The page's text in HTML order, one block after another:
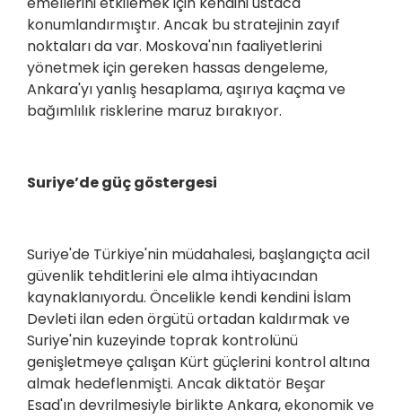
konumlandırmıştır. Ancak bu stratejinin zayıf
noktaları da var. Moskova'nın faaliyetlerini
yönetmek için gereken hassas dengeleme,
Ankara'yı yanlış hesaplama, aşırıya kaçma ve
bağımlılık risklerine maruz bırakıyor.
Suriye’de güç göstergesi
Suriye'de Türkiye'nin müdahalesi, başlangıçta acil
güvenlik tehditlerini ele alma ihtiyacından
kaynaklanıyordu. Öncelikle kendi kendini İslam
Devleti ilan eden örgütü ortadan kaldırmak ve
Suriye'nin kuzeyinde toprak kontrolünü
genişletmeye çalışan Kürt güçlerini kontrol altına
almak hedeflenmişti. Ancak diktatör Beşar
Esad'ın devrilmesiyle birlikte Ankara, ekonomik ve